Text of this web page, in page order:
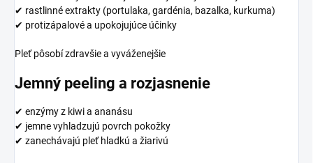
✔ rastlinné extrakty (portulaka, gardénia, bazalka, kurkuma)
✔ protizápalové a upokojujúce účinky
Pleť pôsobí zdravšie a vyváženejšie
Jemný peeling a rozjasnenie
✔ enzýmy z kiwi a ananásu
✔ jemne vyhladzujú povrch pokožky
✔ zanechávajú pleť hladkú a žiarivú